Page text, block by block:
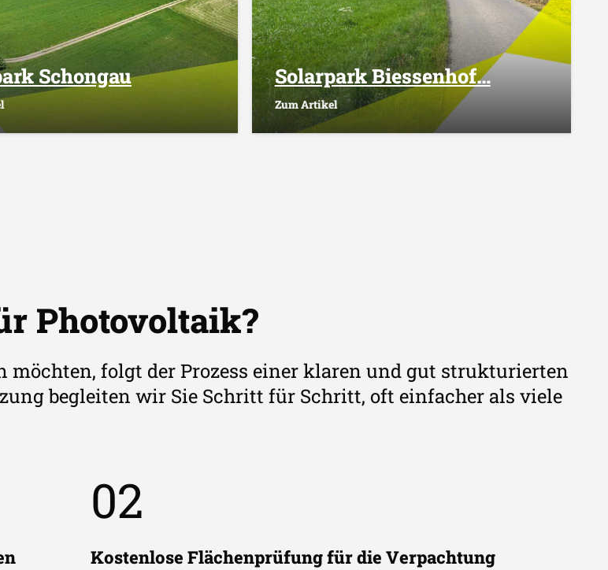
Schongau Solarpark Biessenhof…
Zum Artikel
Photovoltaik?
folgt der Prozess einer klaren und gut strukturierten
begleiten wir Sie Schritt für Schritt, oft einfacher als viele
02
Kostenlose Flächenprüfung für die Verpachtung